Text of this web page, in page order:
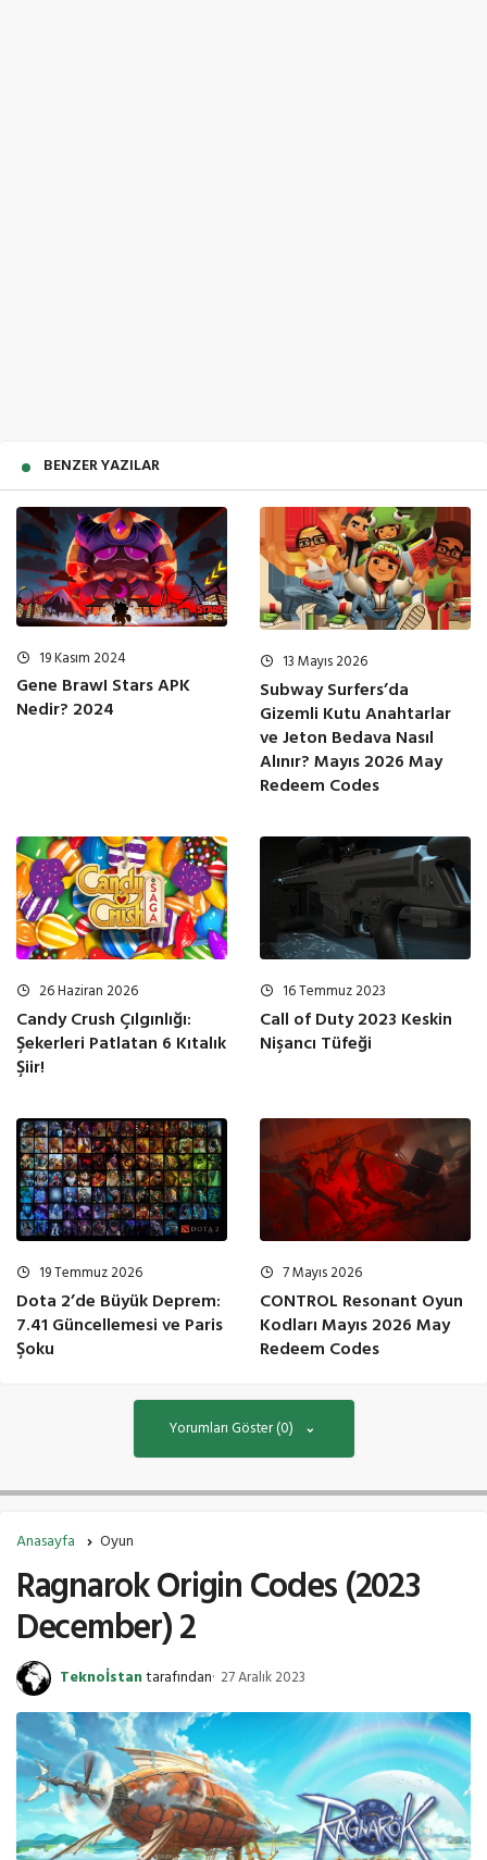
BENZER YAZILAR
19 Kasım 2024
Gene BrawI Stars APK
Nedir? 2024
13 Mayıs 2026
Subway Surfers’da
Gizemli Kutu Anahtarlar
ve Jeton Bedava Nasıl
Alınır? Mayıs 2026 May
Redeem Codes
26 Haziran 2026
Candy Crush Çılgınlığı:
Şekerleri Patlatan 6 Kıtalık
Şiir!
16 Temmuz 2023
Call of Duty 2023 Keskin
Nişancı Tüfeği
19 Temmuz 2026
Dota 2’de Büyük Deprem:
7.41 Güncellemesi ve Paris
Şoku
7 Mayıs 2026
CONTROL Resonant Oyun
Kodları Mayıs 2026 May
Redeem Codes
Yorumları Göster (0)
Anasayfa Oyun
Ragnarok Origin Codes (2023
December) 2
Teknoİstantarafından 27 Aralık 2023